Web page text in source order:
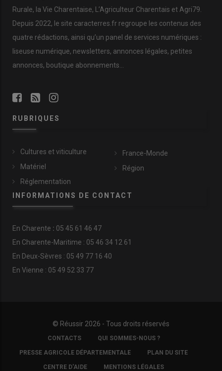
Rurale, la Vie Charentaise, L’Agriculteur Charentais et Agri79.
Depuis 2022, le site caracterres.fr regroupe les contenus des
quatre rédactions, ainsi qu’un panel de services numériques :
liseuse numérique, newsletters, annonces légales, petites
annonces, boutique abonnements…
RUBRIQUES
Cultures et viticulture
Matériel
Réglementation
France-Monde
Région
INFORMATIONS DE CONTACT
En Charente : 05 45 61 46 47
En Charente-Maritime : 05 46 34 12 61
En Deux-Sèvres : 05 49 77 16 40
En Vienne : 05 49 52 33 77
© Réussir 2026 - Tous droits réservés
COPYRIGHTCONTACTS QUI SOMMES-NOUS ?
PRESSE AGRICOLE DÉPARTEMENTALE PLAN DU SITE
CENTRE D'AIDE MENTIONS LÉGALES